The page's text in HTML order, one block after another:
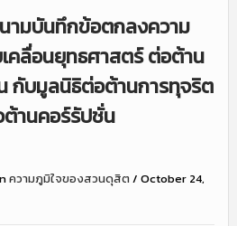
ามบันทึกข้อตกลงความ
คลื่อนยุทธศาสตร์ ต่อต้าน
กับมูลนิธิต่อต้านการทุจริต
านคอร์รัปชั่น
ความภูมิใจของสวนดุสิต / October 24,